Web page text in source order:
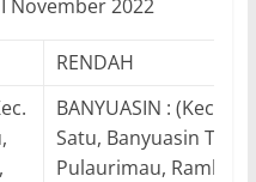
November 2022
RENDAH
BANYUASIN : (Kec.
Satu, Banyuasin Tiga,
Pulaurimau,